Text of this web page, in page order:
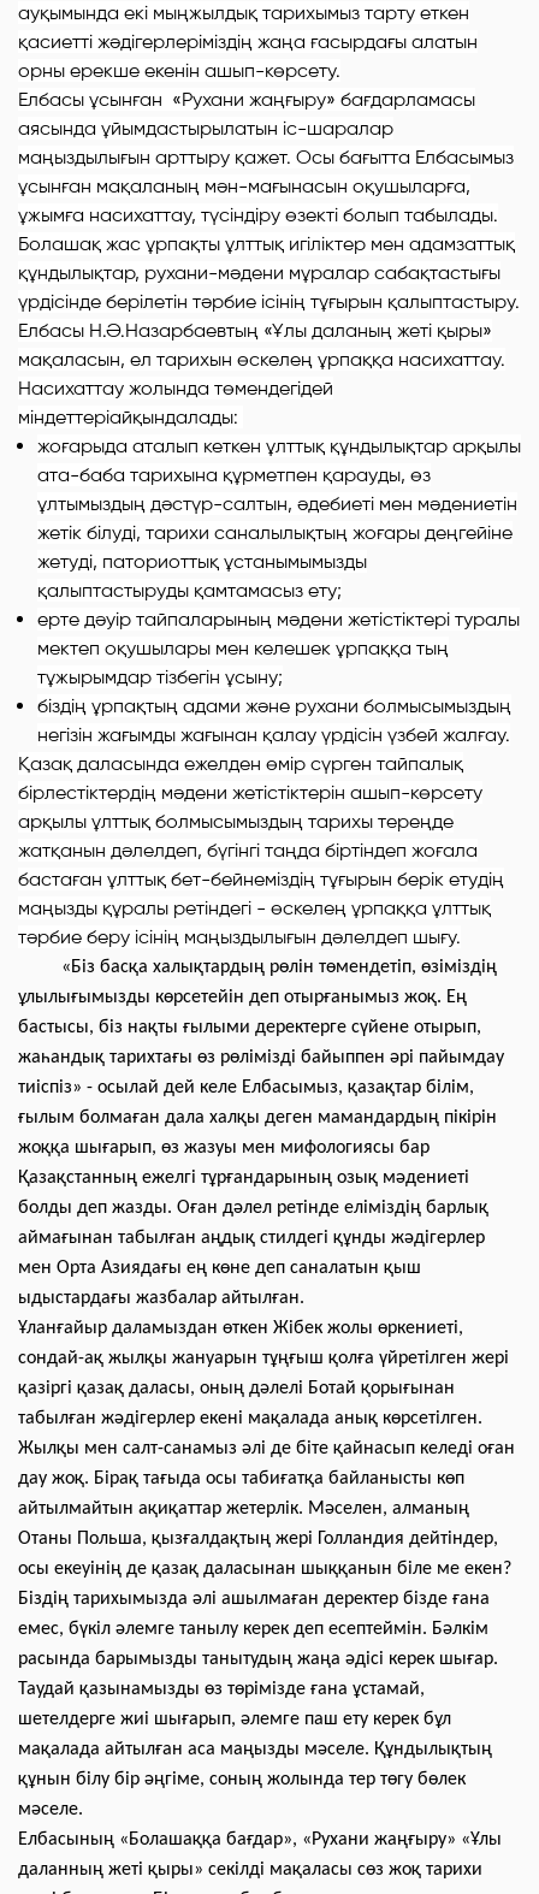
ауқымында екі мыңжылдық тарихымыз тарту еткен
қасиетті жәдігерлеріміздің жаңа ғасырдағы алатын
орны ерекше екенін ашып-көрсету.
Елбасы ұсынған «Рухани жаңғыру» бағдарламасы
аясында ұйымдастырылатын іс-шаралар
маңыздылығын арттыру қажет. Осы бағытта Елбасымыз
ұсынған мақаланың мән-мағынасын оқушыларға,
ұжымға насихаттау, түсіндіру өзекті болып табылады.
Болашақ жас ұрпақты ұлттық игіліктер мен адамзаттық
құндылықтар, рухани-мәдени мұралар сабақтастығы
үрдісінде берілетін тәрбие ісінің тұғырын қалыптастыру.
Елбасы Н.Ә.Назарбаевтың «Ұлы даланың жеті қыры»
мақаласын, ел тарихын өскелең ұрпаққа насихаттау.
Насихаттау жолында төмендегідей
міндеттеріайқындалады:
жоғарыда аталып кеткен ұлттық құндылықтар арқылы
ата-баба тарихына құрметпен қарауды, өз
ұлтымыздың дәстүр-салтын, әдебиеті мен мәдениетін
жетік білуді, тарихи саналылықтың жоғары деңгейіне
жетуді, паториоттық ұстанымымызды
қалыптастыруды қамтамасыз ету;
ерте дәуір тайпаларының мәдени жетістіктері туралы
мектеп оқушылары мен келешек ұрпаққа тың
тұжырымдар тізбегін ұсыну;
біздің ұрпақтың адами және рухани болмысымыздың
негізін жағымды жағынан қалау үрдісін үзбей жалғау.
Қазақ даласында ежелден өмір сүрген тайпалық
бірлестіктердің мәдени жетістіктерін ашып-көрсету
арқылы ұлттық болмысымыздың тарихы тереңде
жатқанын дәлелдеп, бүгінгі таңда біртіндеп жоғала
бастаған ұлттық бет-бейнеміздің тұғырын берік етудің
маңызды құралы ретіндегі - өскелең ұрпаққа ұлттық
тәрбие беру ісінің маңыздылығын дәлелдеп шығу.
«Біз басқа халықтардың рөлін төмендетіп, өзіміздің
ұлылығымызды көрсетейін деп отырғанымыз жоқ. Ең
бастысы, біз нақты ғылыми деректерге сүйене отырып,
жаһандық тарихтағы өз рөлімізді байыппен әрі пайымдау
тиіспіз» - осылай дей келе Елбасымыз, қазақтар білім,
ғылым болмаған дала халқы деген мамандардың пікірін
жоққа шығарып, өз жазуы мен мифологиясы бар
Қазақстанның ежелгі тұрғандарының озық мәдениеті
болды деп жазды. Оған дәлел ретінде еліміздің барлық
аймағынан табылған аңдық стилдегі құнды жәдігерлер
мен Орта Азиядағы ең көне деп саналатын қыш
ыдыстардағы жазбалар айтылған.
Ұланғайыр даламыздан өткен Жібек жолы өркениеті,
сондай-ақ жылқы жануарын тұңғыш қолға үйретілген жері
қазіргі қазақ даласы, оның дәлелі Ботай қорығынан
табылған жәдігерлер екені мақалада анық көрсетілген.
Жылқы мен салт-санамыз әлі де біте қайнасып келеді оған
дау жоқ. Бірақ тағыда осы табиғатқа байланысты көп
айтылмайтын ақиқаттар жетерлік. Мәселен, алманың
Отаны Польша, қызғалдақтың жері Голландия дейтіндер,
осы екеуінің де қазақ даласынан шыққанын біле ме екен?
Біздің тарихымызда әлі ашылмаған деректер бізде ғана
емес, бүкіл әлемге танылу керек деп есептеймін. Бәлкім
расында барымызды танытудың жаңа әдісі керек шығар.
Таудай қазынамызды өз төрімізде ғана ұстамай,
шетелдерге жиі шығарып, әлемге паш ету керек бұл
мақалада айтылған аса маңызды мәселе. Құндылықтың
құнын білу бір әңгіме, соның жолында тер төгу бөлек
мәселе.
Елбасының «Болашаққа бағдар», «Рухани жаңғыру» «Ұлы
даланның жеті қыры» секілді мақаласы сөз жоқ тарихи